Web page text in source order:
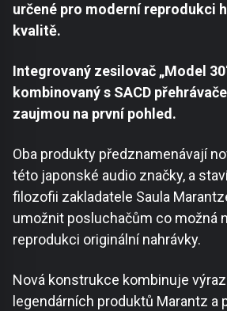
určené pro moderní reprodukci
kvalitě.
Integrovaný zesilovač „Model
kombinovaný s SACD
zaujmou na první pohled.
Oba produkty předznamenávají
této japonské audio značky, a
filozofii zakladatele Saula
umožnit posluchačům co možná
reprodukci originální nahrávky.
Nová konstrukce kombinuje
legendárních produktů Marantz a